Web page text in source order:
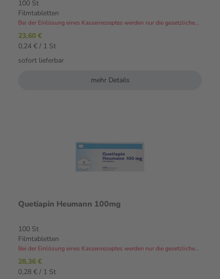
100 St
Filmtabletten
Bei der Einlösung eines Kassenrezeptes werden nur die gesetzlichen Zuzahlungen und Eigenanteile in Rechnung gestellt.⁴
23,60 €
0,24 € / 1 St
sofort lieferbar
mehr Details
Quetiapin Heumann 100mg
100 St
Filmtabletten
Bei der Einlösung eines Kassenrezeptes werden nur die gesetzlichen Zuzahlungen und Eigenanteile in Rechnung gestellt.⁴
28,36 €
0,28 € / 1 St